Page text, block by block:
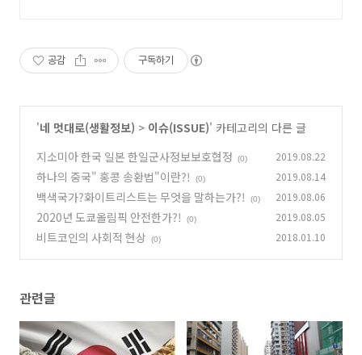
공감 구독하기
'네 멋대로(생활정보) > 이슈(ISSUE)' 카테고리의 다른 글
지소미아 한국 일본 한일군사정보보호협정
(0) 2019.08.22
하나의 중국" 홍콩 송환법"이란?! (0) 2019.08.14
백색국가?화이트리스트는 무엇을 말하는가?! (0) 2019.08.06
2020년 도쿄올림픽 안전한가?! (0) 2019.08.05
비트코인의 사회적 현상 (0) 2018.01.10
관련글